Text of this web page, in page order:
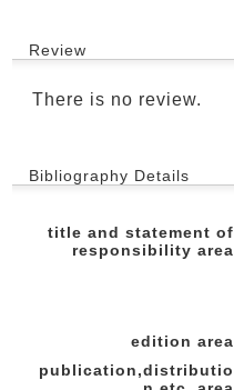
Review
There is no review.
Bibliography Details
title and statement of
responsibility area
edition area
publication,distributio